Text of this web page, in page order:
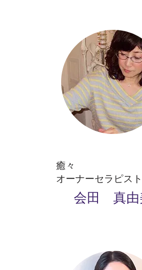
癒々
オーナーセラピスト
会田 真由